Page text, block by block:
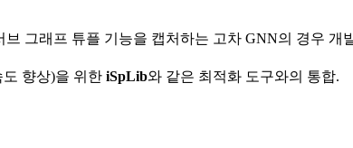
브 그래프 튜플 기능을 캡처하는 고차 GNN의 경우 개
도 향상)을 위한 iSpLib와 같은 최적화 도구와의 통합.